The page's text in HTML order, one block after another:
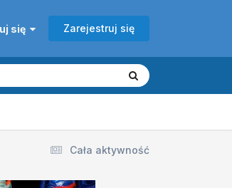
się Zarejestruj się
Cała aktywność